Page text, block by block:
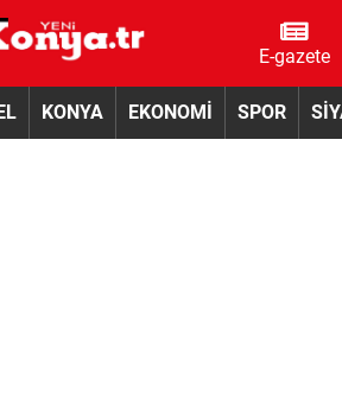
E-gazete
KONYA EKONOMİ SPOR